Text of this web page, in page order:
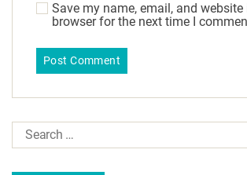
Save my name, email, and
browser for the next time I